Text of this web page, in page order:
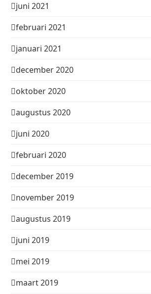
juni 2021
februari 2021
januari 2021
december 2020
oktober 2020
augustus 2020
juni 2020
februari 2020
december 2019
november 2019
augustus 2019
juni 2019
mei 2019
maart 2019